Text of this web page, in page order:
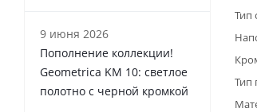
Тип
Тип
9 июня 2026
Пополнение коллекции!
Geometrica KM 10: светлое
полотно с черной кромкой